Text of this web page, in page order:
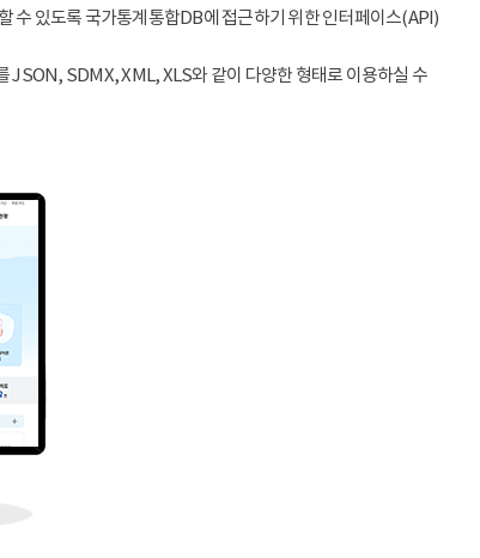
수 있도록 국가통계통합DB에 접근하기 위한 인터페이스(API)
SDMX, XML, XLS와 같이 다양한 형태로 이용하실 수